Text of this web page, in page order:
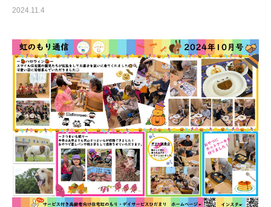
2024.11.4
【求人情報】ケアマネジャー
アクセス